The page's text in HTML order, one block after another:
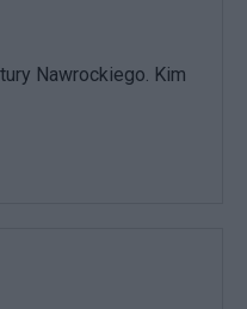
Nawrockiego. Kim